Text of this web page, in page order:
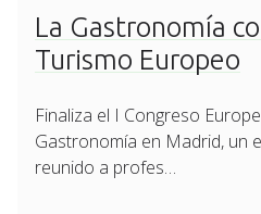
La Gastronomía
Turismo Europeo
Finaliza el I Congreso
Gastronomía en Madrid, un
reunido a profes…